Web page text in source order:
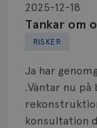
RISKER
Tankar om
2025-12-18
Ja har
.Väntar nu
konsultation
Biopsi
Biverkningar
Bröstvårta
Knöl